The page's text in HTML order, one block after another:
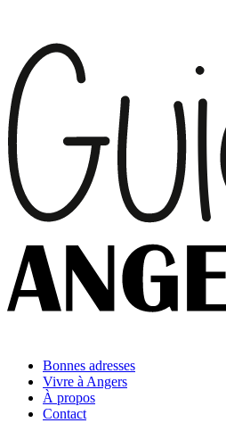
Bonnes adresses
Vivre à Angers
À propos
Contact